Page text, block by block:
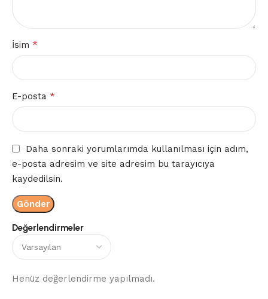
Değerlendirmeler
Henüz değerlendirme yapılmadı.
İsim *
E-posta *
Daha sonraki yorumlarımda kullanılması için adım,
e-posta adresim ve site adresim bu tarayıcıya
kaydedilsin.